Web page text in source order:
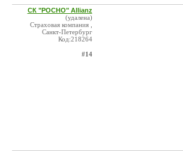
СК "РОСНО" Allianz
(удалена)
Страховая компания ,
Санкт-Петербург
Код:218264
#14